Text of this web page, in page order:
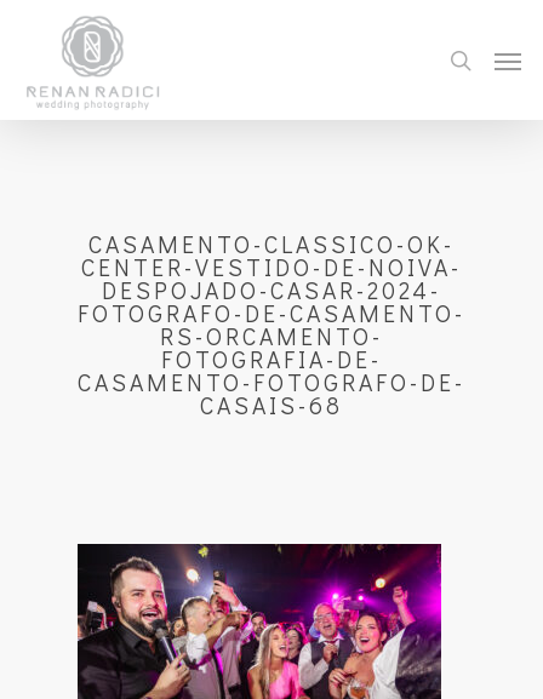
CASAMENTO-CLASSICO-OK-
CENTER-VESTIDO-DE-NOIVA-
DESPOJADO-CASAR-2024-
FOTOGRAFO-DE-CASAMENTO-
RS-ORCAMENTO-
FOTOGRAFIA-DE-
CASAMENTO-FOTOGRAFO-DE-
CASAIS-68